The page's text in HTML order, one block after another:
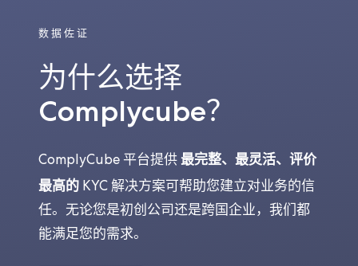
数据佐证
为什么选择
Complycube？
ComplyCube 平台提供 最完整、最灵活、评价
最高的 KYC 解决方案可帮助您建立对业务的信
任。无论您是初创公司还是跨国企业，我们都
能满足您的需求。